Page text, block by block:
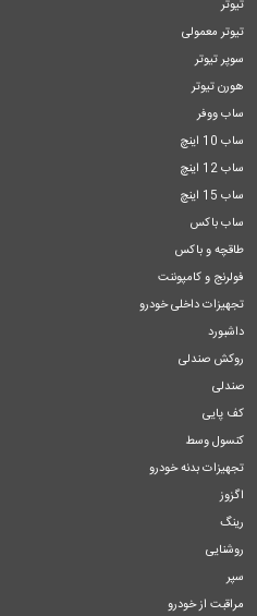
تیوتر
تیوتر معمولی
سوپر تیوتر
هورن تیوتر
ساب ووفر
ساب 10 اینچ
ساب 12 اینچ
ساب 15 اینچ
ساب باکس
طاقچه و باکس
فولرنج و کامپوننت
تجهیزات داخلی خودرو
داشبورد
روکش صندلی
صندلی
کف پایی
کنسول وسط
تجهیزات بدنه خودرو
اگزوز
رینگ
روشنایی
سپر
مراقبت از خودرو